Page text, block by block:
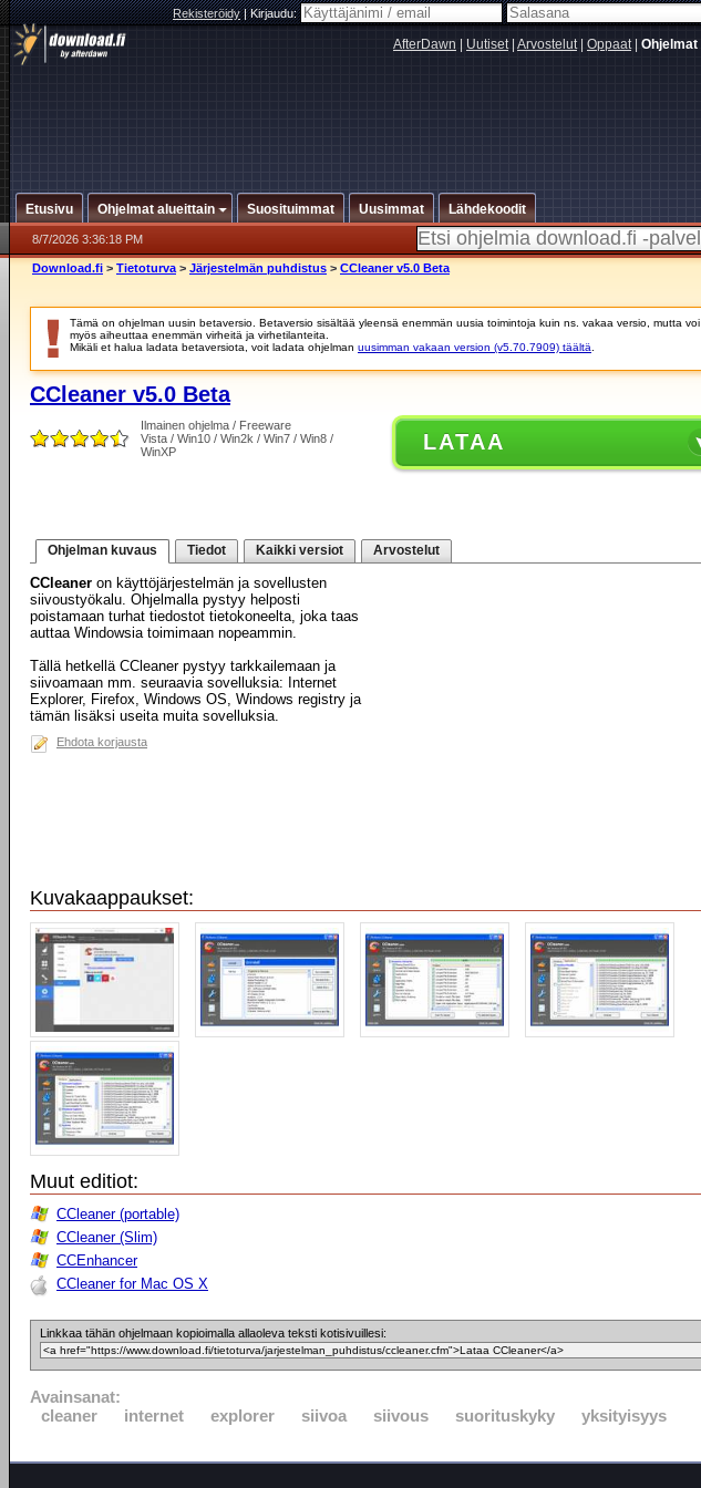
Rekisteröidy|Kirjaudu:
AfterDawn Uutiset| Arvostelut| Oppaat| Ohjelmat
Etusivu Ohjelmat alueittain Suosituimmat Uusimmat Lähdekoodit
8/7/2026 3:36:18 PM
Download.fi > Tietoturva > Järjestelmän puhdistus > CCleaner v5.0 Beta
Tämä on ohjelman uusin betaversio. Betaversio sisältää yleensä enemmän uusia toimintoja kuin ns. vakaa versio, mutta voi
myös aiheuttaa enemmän virheitä ja virhetilanteita.
Mikäli et halua ladata betaversiota, voit ladata ohjelman uusimman vakaan version (v5.70.7909) täältä
CCleaner v5.0 Beta
Ilmainen ohjelma / Freeware
Vista / Win10 / Win2k / Win7 / Win8 /
WinXP
LATAA
Ohjelman kuvaus Tiedot Kaikki versiot Arvostelut
CCleaner on käyttöjärjestelmän ja sovellusten
siivoustyökalu. Ohjelmalla pystyy helposti
poistamaan turhat tiedostot tietokoneelta, joka taas
auttaa Windowsia toimimaan nopeammin.
Tällä hetkellä CCleaner pystyy tarkkailemaan ja
siivoamaan mm. seuraavia sovelluksia: Internet
Explorer, Firefox, Windows OS, Windows registry ja
tämän lisäksi useita muita sovelluksia.
Ehdota korjausta
Kuvakaappaukset:
Muut editiot:
CCleaner (portable)
CCleaner (Slim)
CCEnhancer
CCleaner for Mac OS X
Linkkaa tähän ohjelmaan kopioimalla allaoleva teksti kotisivuillesi:
Avainsanat:
cleaner
internet explorer siivoa siivous suorituskyky yksityisyys